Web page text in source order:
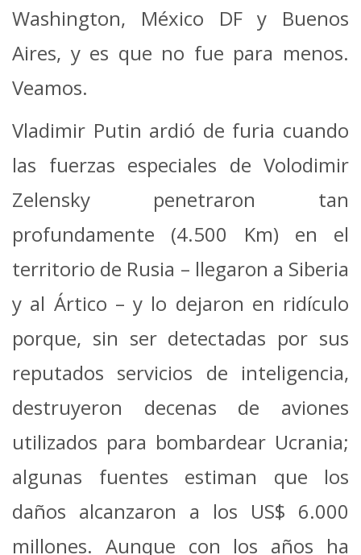
Washington, México DF y Buenos
Aires, y es que no fue para menos.
Veamos.
Vladimir Putin ardió de furia cuando
las fuerzas especiales de Volodimir
Zelensky penetraron tan
profundamente (4.500 Km) en el
territorio de Rusia – llegaron a Siberia
y al Ártico – y lo dejaron en ridículo
porque, sin ser detectadas por sus
reputados servicios de inteligencia,
destruyeron decenas de aviones
utilizados para bombardear Ucrania;
algunas fuentes estiman que los
daños alcanzaron a los US$ 6.000
millones. Aunque con los años ha